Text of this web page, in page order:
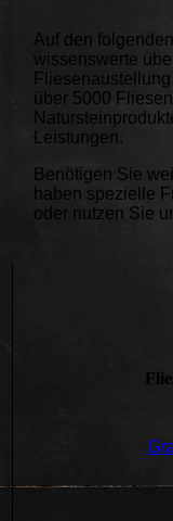
Auf den
wissenswerte
über 5000
Leistungen.
Benötigen Sie
haben spezielle
oder nutzen Sie